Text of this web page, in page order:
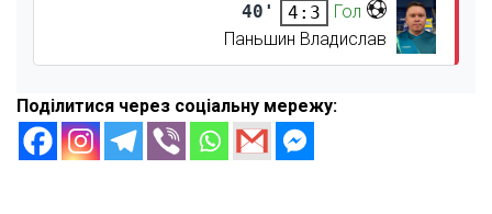
40' 4:3
Гол
Паньшин Владислав
Поділитися через соціальну мережу: